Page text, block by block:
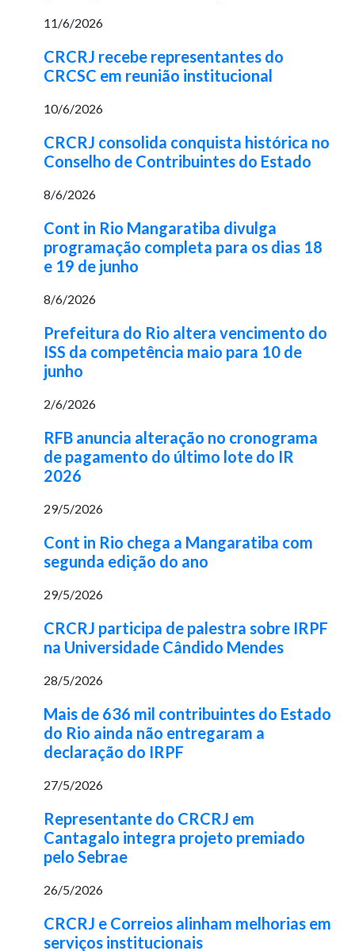
11/6/2026
CRCRJ recebe representantes do
CRCSC em reunião institucional
10/6/2026
CRCRJ consolida conquista histórica no
Conselho de Contribuintes do Estado
8/6/2026
Cont in Rio Mangaratiba divulga
programação completa para os dias 18
e 19 de junho
8/6/2026
Prefeitura do Rio altera vencimento do
ISS da competência maio para 10 de
junho
2/6/2026
RFB anuncia alteração no cronograma
de pagamento do último lote do IR
2026
29/5/2026
Cont in Rio chega a Mangaratiba com
segunda edição do ano
29/5/2026
CRCRJ participa de palestra sobre IRPF
na Universidade Cândido Mendes
28/5/2026
Mais de 636 mil contribuintes do Estado
do Rio ainda não entregaram a
declaração do IRPF
27/5/2026
Representante do CRCRJ em
Cantagalo integra projeto premiado
pelo Sebrae
26/5/2026
CRCRJ e Correios alinham melhorias em
serviços institucionais